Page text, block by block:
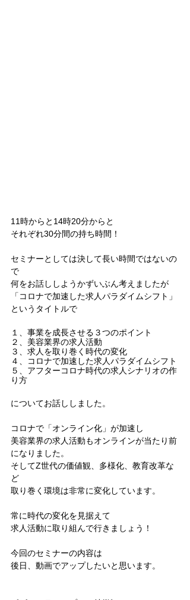
11時からと14時20分からと
それぞれ30分間の持ち時間！
セミナーとしては決して長い時間ではないの
で
何をお話ししようかずいぶん考えましたが
「コロナで加速した求人パラダイムシフト」
というタイトルで
１、事業を成長させる３つのポイント
２、美容業界の求人活動
３、求人を取り巻く時代の変化
４、コロナで加速した求人パラダイムシフト
５、アフターコロナ時代の求人シナリオの作
り方
についてお話ししました。
コロナで「オンライン化」が加速し
美容業界の求人活動もオンラインが当たり前
になりました。
そしてZ世代の価値観、多様化、教育改革な
ど
取り巻く環境は非常に変化しています。
常に時代の変化を見据えて
求人活動に取り組んで行きましょう！
今回のセミナーの内容は
後日、動画でアップしたいと思います。